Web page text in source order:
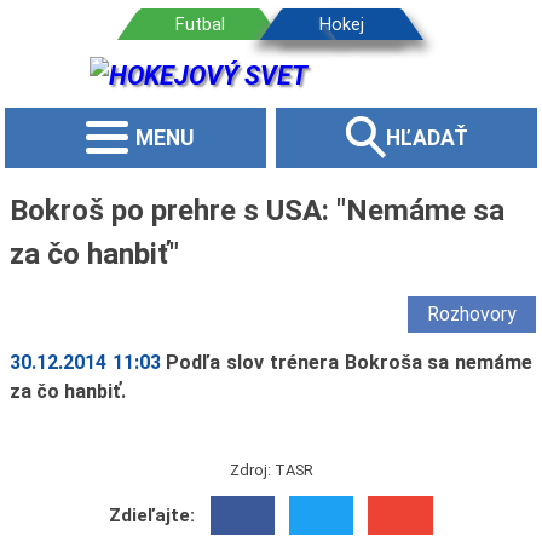
MENU HĽADAŤ
Bokroš po prehre s USA: "Nemáme sa
za čo hanbiť"
Rozhovory
30.12.2014 11:03 Podľa slov trénera Bokroša sa nemáme
za čo hanbiť.
Zdroj: TASR
Zdieľajte: